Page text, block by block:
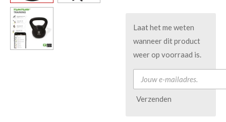
Laat het me weten
wanneer dit product
weer op voorraad is.
Verzenden